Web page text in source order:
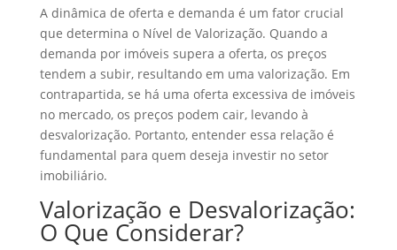
A dinâmica de oferta e demanda é um fator crucial
que determina o Nível de Valorização. Quando a
demanda por imóveis supera a oferta, os preços
tendem a subir, resultando em uma valorização. Em
contrapartida, se há uma oferta excessiva de imóveis
no mercado, os preços podem cair, levando à
desvalorização. Portanto, entender essa relação é
fundamental para quem deseja investir no setor
imobiliário.
Valorização e Desvalorização:
O Que Considerar?